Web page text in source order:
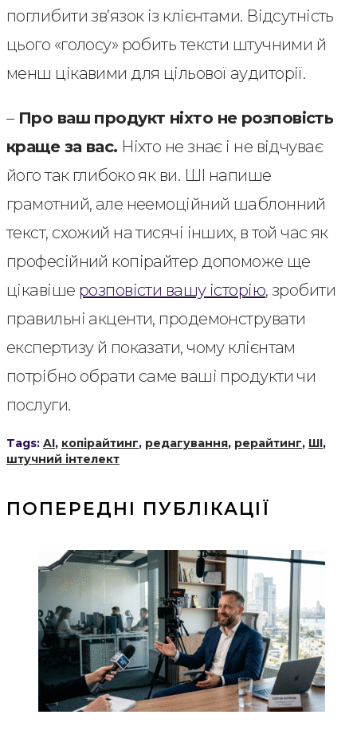
поглибити зв’язок із клієнтами. Відсутність
цього «голосу» робить тексти штучними й
менш цікавими для цільової аудиторії.
–Про ваш продукт ніхто не розповість
краще за вас. Ніхто не знає і не відчуває
його так глибоко як ви. ШІ напише
грамотний, але неемоційний шаблонний
текст, схожий на тисячі інших, в той час як
професійний копірайтер допоможе ще
цікавіше розповісти вашу історію, зробити
правильні акценти, продемонструвати
експертизу й показати, чому клієнтам
потрібно обрати саме ваші продукти чи
послуги.
Tags: AI, копірайтинг, редагування, рерайтинг, ШІ,
штучний інтелект
ПОПЕРЕДНІ ПУБЛІКАЦІЇ